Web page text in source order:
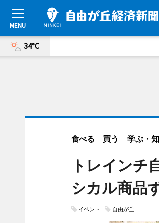
34°C
食べる 買う 学ぶ・
トレイン
シカル商品
イベント 自由が丘